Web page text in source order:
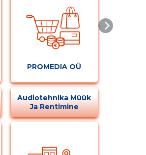
PROMEDIA OÜ
Audiotehnika Müük
Ja Rentimine